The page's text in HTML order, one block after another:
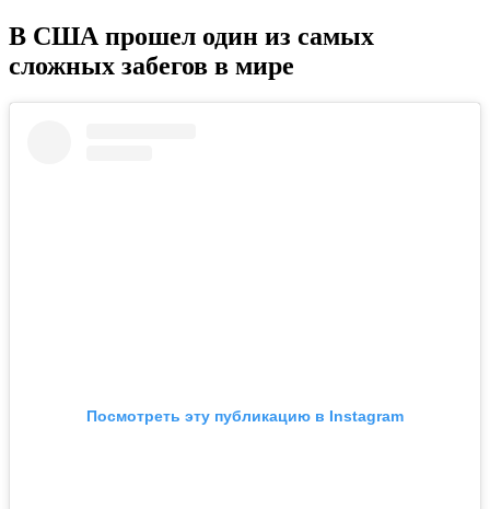
В США прошел один из самых
сложных забегов в мире
Посмотреть эту публикацию в Instagram